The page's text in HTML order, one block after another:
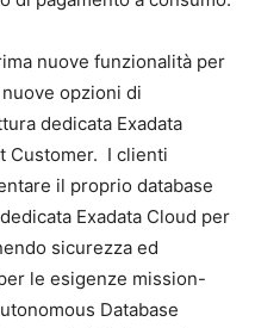
nuove funzionalità per
opzioni di
dedicata Exadata
Customer. I clienti
il proprio database
Exadata Cloud per
sicurezza ed
le esigenze mission-
Database